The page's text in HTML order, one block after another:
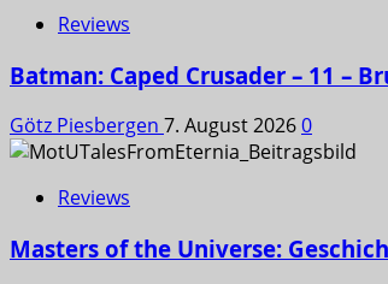
Reviews
Batman: Caped Crusader – 11 –
Götz Piesbergen 7. August 20260
Reviews
Masters of the Universe: